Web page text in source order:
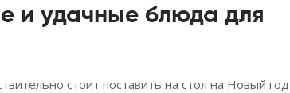
и удачные блюда для
стоит поставить на стол на Новый